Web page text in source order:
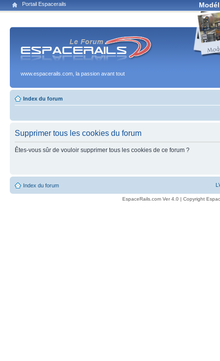
Portail Espacerails
www.espacerails.com, la passion avant tout
Index du forum
Supprimer tous les cookies du forum
Êtes-vous sûr de vouloir supprimer tous les cookies de ce forum ?
Index du forum
EspaceRails.com Ver 4.0 | Copyright